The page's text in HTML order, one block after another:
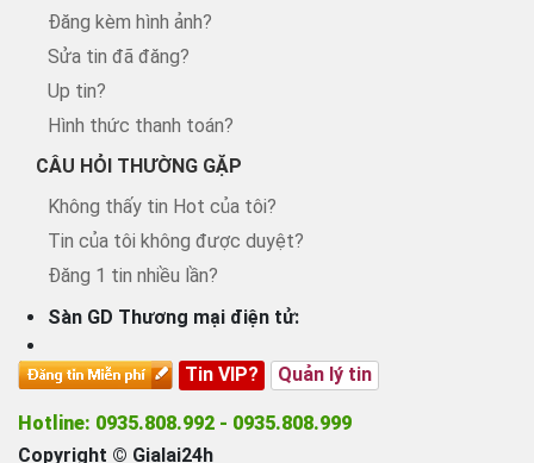
Đăng kèm hình ảnh?
Sửa tin đã đăng?
Up tin?
Hình thức thanh toán?
CÂU HỎI THƯỜNG GẶP
Không thấy tin Hot của tôi?
Tin của tôi không được duyệt?
Đăng 1 tin nhiều lần?
Sàn GD Thương mại điện tử:
Tin VIP? Quản lý tin
Hotline: 0935.808.992 - 0935.808.999
Copyright © Gialai24h